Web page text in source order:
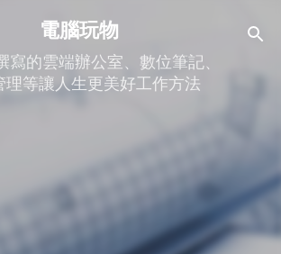
跳到主要內容
電腦玩物
寫的雲端辦公室、數位筆記、
理等讓人生更美好工作方法